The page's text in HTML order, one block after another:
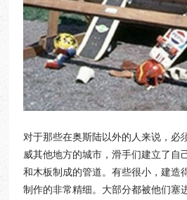
对于那些在奥斯陆以外的人来说，必
威其他地方的城市，滑手们建立了自
和木板制成的管道。有些很小，建造
制作的非常精细。大部分都被他们塞